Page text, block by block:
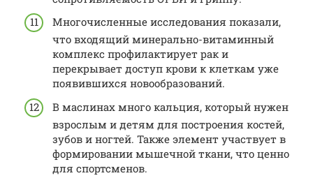
Многочисленные исследования показали,
что входящий минерально-витаминный
комплекс профилактирует рак и
перекрывает доступ крови к клеткам уже
появившихся новообразований.
В маслинах много кальция, который нужен
взрослым и детям для построения костей,
зубов и ногтей. Также элемент участвует в
формировании мышечной ткани, что ценно
для спортсменов.